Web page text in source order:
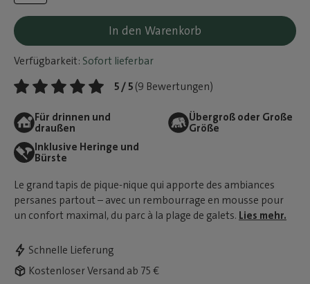
In den Warenkorb
Verfügbarkeit: Sofort lieferbar
5 / 5 (9 Bewertungen)
Für drinnen und
draußen
Übergroß oder Große
Größe
Inklusive Heringe und
Bürste
Le grand tapis de pique-nique qui apporte des ambiances
persanes partout – avec un rembourrage en mousse pour
un confort maximal, du parc à la plage de galets. Lies mehr.
Schnelle Lieferung
Kostenloser Versand ab 75 €